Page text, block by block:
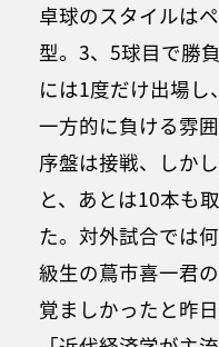
卓球のスタイルは
型。3、5球目で勝
には1度だけ出場し
一方的に負ける雰
序盤は接戦、しか
と、あとは10本も
た。対外試合では
級生の蔦市喜一君
覚ましかったと昨